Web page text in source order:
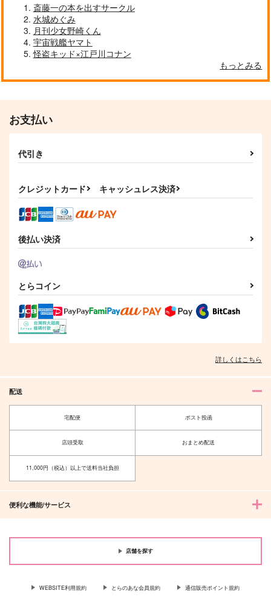
好きとおかえり
平野と鍵浦 7
そんなに言うなら抱いてやる ファミレス行こ。 下
オレはお前に推されたい!! 隠れ狼と流され子羊
夫を味方にする方法 5 甘くて熱くて息もできない 4
佐々木と宮野 11 理想的恋愛の条件 4 特装版
斎藤一の本を出すサークル
水城めぐみ
月刊少女野崎くん
宇宙戦艦ヤマト
怪盗キッド×江戸川コナン
もっとみる
お支払い
代引き
クレジットカード キャッシュレス決済
後払い決済
とらコイン
詳しくはこちら
配送
宅配便 ポスト投函
店頭受取 おまとめ配送
11,000円（税込）以上で送料当社負担
便利な機能/サービス
店舗を探す
WEBSITE利用規約 とらのあな会員規約 通信販売ポイント規約